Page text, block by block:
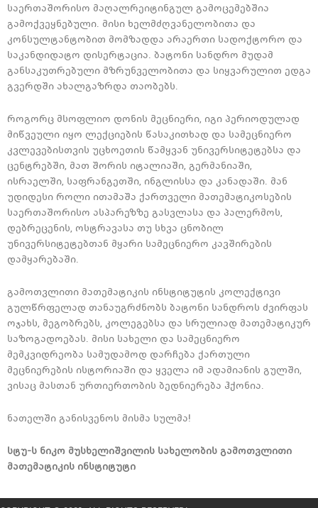
საერთაშორისო მაღალრეიტინგულ გამოცემებშია
გამოქვეყნებული. მისი ხელმძღვანელობითა და
კონსულტანტობით მომზადდა არაერთი სადოქტორო და
საკანდიდატო დისერტაცია. ბატონი სანდრო მუდამ
განსაკუთრებული მზრუნველობითა და სიყვარულით ედგა
გვერდში ახალგაზრდა თაობებს.
როგორც მსოფლიო დონის მეცნიერი, იგი პერიოდულად
მიწვეული იყო ლექციების წასაკითხად და სამეცნიერო
კვლევებისთვის უცხოეთის წამყვან უნივერსიტეტებსა და
ცენტრებში, მათ შორის იტალიაში, გერმანიაში,
ისრაელში, საფრანგეთში, ინგლისსა და კანადაში. მან
უდიდესი როლი ითამაშა ქართველი მათემატიკოსების
საერთაშორისო ასპარეზზე გასვლასა და პალერმოს,
დებრეცენის, ოსტრავასა თუ სხვა ცნობილ
უნივერსიტეტებთან მყარი სამეცნიერო კავშირების
დამყარებაში.
გამოთვლითი მათემატიკის ინსტიტუტის კოლექტივი
გულწრფელად თანაუგრძნობს ბატონი სანდროს ძვირფას
ოჯახს, მეგობრებს, კოლეგებსა და სრულიად მათემატიკურ
საზოგადოებას. მისი სახელი და სამეცნიერო
მემკვიდრეობა სამუდამოდ დარჩება ქართული
მეცნიერების ისტორიაში და ყველა იმ ადამიანის გულში,
ვისაც მასთან ურთიერთობის ბედნიერება ჰქონია.
ნათელში განისვენოს მისმა სულმა!
სტუ-ს ნიკო მუსხელიშვილის სახელობის გამოთვლითი
მათემატიკის ინსტიტუტი